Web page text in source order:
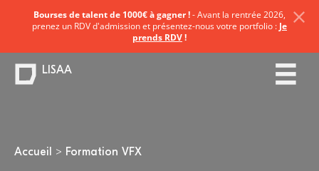
Vous êtes ici
Accueil Formation VFX
Bourses de talent de 1000€ à gagner !- Avant la rentrée 2026,
prenez un RDV d'admission et présentez-nous votre portfolio : Je
prends RDV!
LISAA